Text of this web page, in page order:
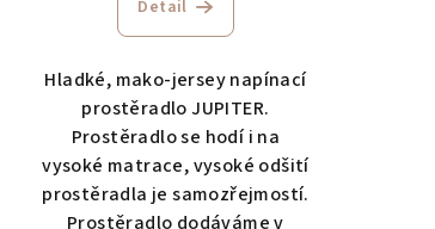
Detail
Hladké, mako-jersey napínací
prostěradlo JUPITER.
Prostěradlo se hodí i na
vysoké matrace, vysoké odšití
prostěradla je samozřejmostí.
Prostěradlo dodáváme v